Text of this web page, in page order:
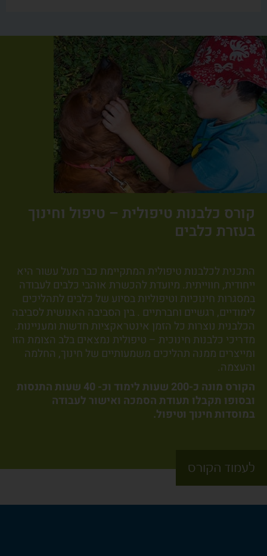
קורס כלבנות טיפולית – טיפול וחינוך
בעזרת כלבים
התכנית לכלבנות טיפולית המתקיימת כבר מעל עשור היא
ייחודית, חווייתית. מיועדת להכשרת אוהבי כלבים לעבודה
במסגרות חינוכיות וטיפוליות בסיוע של כלבים לתהליכים
לימודיים, רגשיים וחברתיים . בין הסביבה האנושית לסביבה
הכלבנית נוצרות כל הזמן אינטראקציות חדשות ומעניינות.
מדריכי כלבנות חינוכית – טיפולית נמצאים בלב הצומת הזו
ומייצרים ממנה תהליכים משמעותיים של חינוך, החלמה
והעצמה.
הקורס מונה כ-200 שעות לימוד וכ- 40 שעות התנסות
ובסופו תקבלו תעודת הסמכה ואישור לעבודה
במוסדות חינוך וטיפול.
לעמוד הקורס